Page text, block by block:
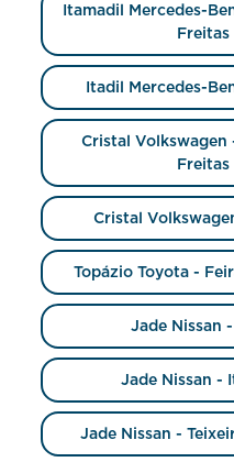
Itamadil Mercedes-
Freitas
Itadil Mercedes-
Cristal Volkswagen
Freitas
Cristal
Topázio Toyota -
Jade Nissan
Jade Nissan -
Jade Nissan -